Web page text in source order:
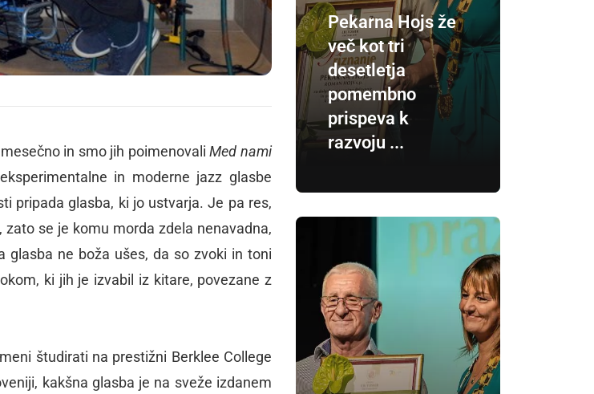
mesečno in smo jih poimenovaliMed nami
in moderne jazz glasbe
pripada glasba, ki jo ustvarja. Je pa res,
se je komu morda zdela nenavadna,
glasba ne boža ušes, da so zvoki in toni
ki jih je izvabil iz kitare, povezane z
študirati na prestižni Berklee College
kakšna glasba je na sveže izdanem
Pekarna Hojs že
več kot tri
desetletja
pomembno
prispeva k
razvoju ...